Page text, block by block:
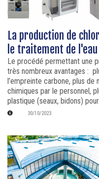
La production de
le traitement de
Le procédé permettant une
très nombreux avantages :
l’empreinte carbone, plus de
chimiques par le personnel,
plastique (seaux, bidons)
30/10/2023